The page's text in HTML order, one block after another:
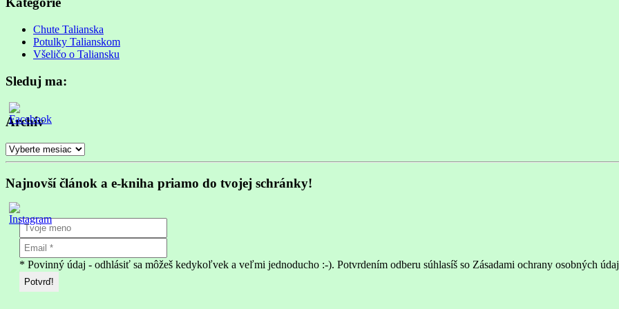
progressChute Talianska
Potulky Talianskom
Všeličo o Taliansku
Sleduj ma:
Archív
Archív
Najnovší článok a e-kniha priamo do tvojej schránky!
* Povinný údaj - odhlásiť sa môžeš kedykoľvek a veľmi jednoducho :-). Potvrdením odberu súhlasíš so Zásadami ochrany osobných